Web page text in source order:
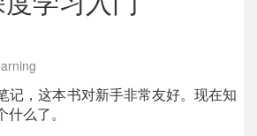
记，这本书对新手非常友好。现在知
么了。